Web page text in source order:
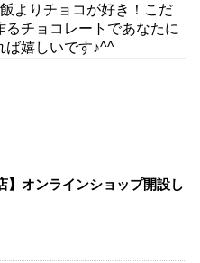
よりチョコが好き！こだ
るチョコレートであなたに
ば嬉しいです♪^^
】オンラインショップ開設し